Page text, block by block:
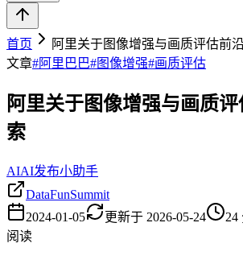
首页
阿里关于图像增强与画质评估前
文章#阿里巴巴#图像增强#画质评估
阿里关于图像增强与画质
索
AIAI发布小助手
DataFunSummit
2024-01-05
更新于 2026-05-24 24
阅读